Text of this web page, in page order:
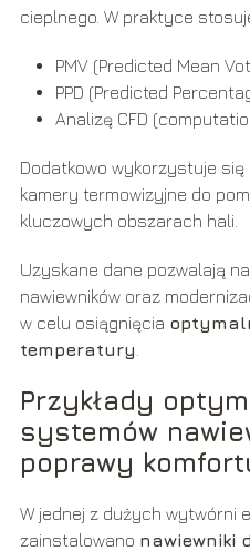
cieplnego. W praktyce
PMV (Predicted Mean
PPD (Predicted
Analizę CFD
Dodatkowo wykorzystuje się
kamery termowizyjne do
kluczowych obszarach hali.
Uzyskane dane pozwalają
nawiewników oraz
w celu osiągnięcia
temperatury
Przykłady
systemów
poprawy
W jednej z dużych wytwórni
zainstalowano nawiewniki